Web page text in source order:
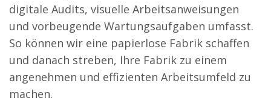
digitale Audits, visuelle Arbeitsanweisungen
und vorbeugende Wartungsaufgaben umfasst.
So können wir eine papierlose Fabrik schaffen
und danach streben, Ihre Fabrik zu einem
angenehmen und effizienten Arbeitsumfeld zu
machen.